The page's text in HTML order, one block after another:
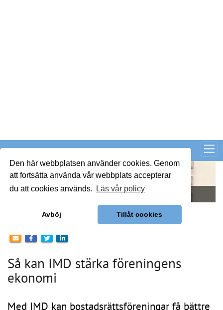
Publicerad : 6 aug. 2026, 09:42
Så kan IMD stärka föreningens
ekonomi
Med IMD kan bostadsrättsföreningar få bättre
kontroll över kostnaderna och skapa en mer
rättvis fördelning mellan hushållen.
traditionell fastighetsförvaltning med allt från grönyteskötsel